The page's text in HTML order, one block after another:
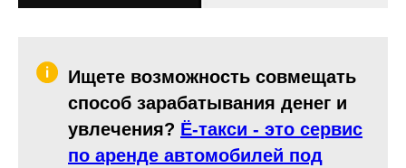
Ищете возможность совмещать
способ зарабатывания денег и
увлечения? Ё-такси - это сервис
по аренде автомобилей под